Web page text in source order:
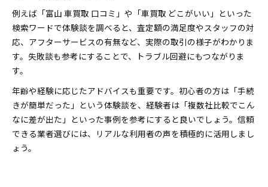
例えば「富山 車買取 口コミ」や「車買取 どこがいい」といった
検索ワードで体験談を調べると、査定額の満足度やスタッフの対
応、アフターサービスの有無など、実際の取引の様子がわかりま
す。失敗談も参考にすることで、トラブル回避にもつながりま
す。
年齢や経験に応じたアドバイスも重要です。初心者の方は「手続
きが簡単だった」という体験談を、経験者は「複数社比較でこん
なに差が出た」といった事例を参考にすると良いでしょう。信頼
できる業者選びには、リアルな利用者の声を積極的に活用しまし
ょう。